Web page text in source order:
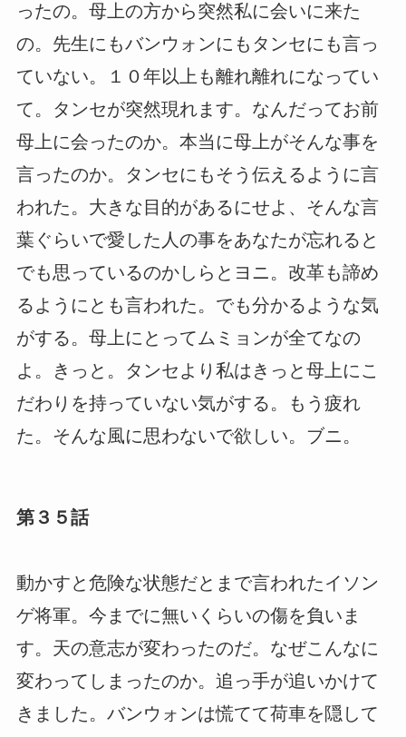
ったの。母上の方から突然私に会いに来た
の。先生にもバンウォンにもタンセにも言っ
ていない。１０年以上も離れ離れになってい
て。タンセが突然現れます。なんだってお前
母上に会ったのか。本当に母上がそんな事を
言ったのか。タンセにもそう伝えるように言
われた。大きな目的があるにせよ、そんな言
葉ぐらいで愛した人の事をあなたが忘れると
でも思っているのかしらとヨニ。改革も諦め
るようにとも言われた。でも分かるような気
がする。母上にとってムミョンが全てなの
よ。きっと。タンセより私はきっと母上にこ
だわりを持っていない気がする。もう疲れ
た。そんな風に思わないで欲しい。ブニ。
第３５話
動かすと危険な状態だとまで言われたイソン
ゲ将軍。今までに無いくらいの傷を負いま
す。天の意志が変わったのだ。なぜこんなに
変わってしまったのか。追っ手が追いかけて
きました。バンウォンは慌てて荷車を隠して